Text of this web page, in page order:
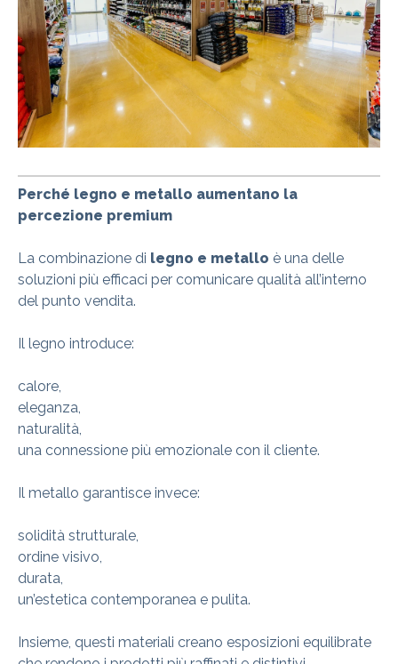
Perché legno e metallo aumentano la
percezione premium
La combinazione di legno e metallo è una delle
soluzioni più efficaci per comunicare qualità all’interno
del punto vendita.
Il legno introduce:
calore,
eleganza,
naturalità,
una connessione più emozionale con il cliente.
Il metallo garantisce invece:
solidità strutturale,
ordine visivo,
durata,
un’estetica contemporanea e pulita.
Insieme, questi materiali creano esposizioni equilibrate